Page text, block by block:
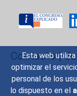
Esta web
optimizar el
personal de los
lo dispuesto en el
Contacto|